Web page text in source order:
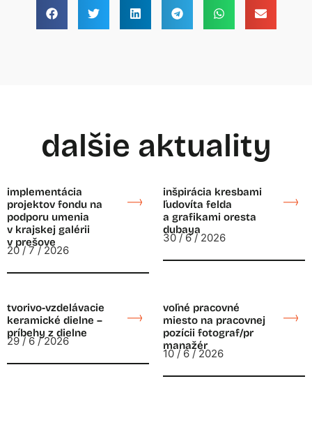
dalšie aktuality
implementácia
projektov fondu na
podporu umenia
v krajskej galérii
v prešove
20 / 7 / 2026
inšpirácia kresbami
ľudovíta felda
a grafikami oresta
dubaya
30 / 6 / 2026
tvorivo-vzdelávacie
keramické dielne –
príbehy z dielne
29 / 6 / 2026
voľné pracovné
miesto na pracovnej
pozícii fotograf/pr
manažér
10 / 6 / 2026